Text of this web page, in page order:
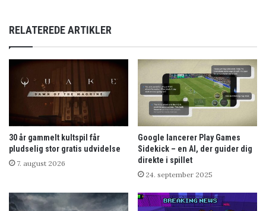
RELATEREDE ARTIKLER
30 år gammelt kultspil får
pludselig stor gratis udvidelse
7. august 2026
Google lancerer Play Games
Sidekick – en AI, der guider dig
direkte i spillet
24. september 2025